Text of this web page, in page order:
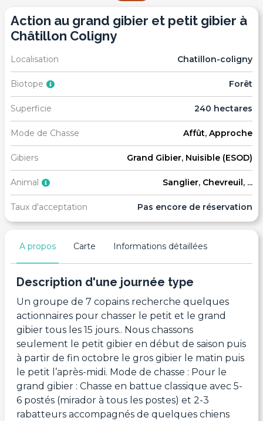
Action au grand gibier et petit gibier à
Châtillon Coligny
Localisation Chatillon-coligny
Biotope Forêt
Superficie 240 hectares
Mode de Chasse Affût, Approche
Gibiers Grand Gibier, Nuisible (ESOD)
Animal Sanglier, Chevreuil, ...
Taux d'acceptation Pas encore de réservation
A propos Carte Informations détaillées
Description d'une journée type
Un groupe de 7 copains recherche quelques
actionnaires pour chasser le petit et le grand
gibier tous les 15 jours.. Nous chassons
seulement le petit gibier en début de saison puis
à partir de fin octobre le gros gibier le matin puis
le petit l’après-midi. Mode de chasse : Pour le
grand gibier : Chasse en battue classique avec 5-
6 postés (mirador à tous les postes) et 2-3
rabatteurs accompagnés de quelques chiens